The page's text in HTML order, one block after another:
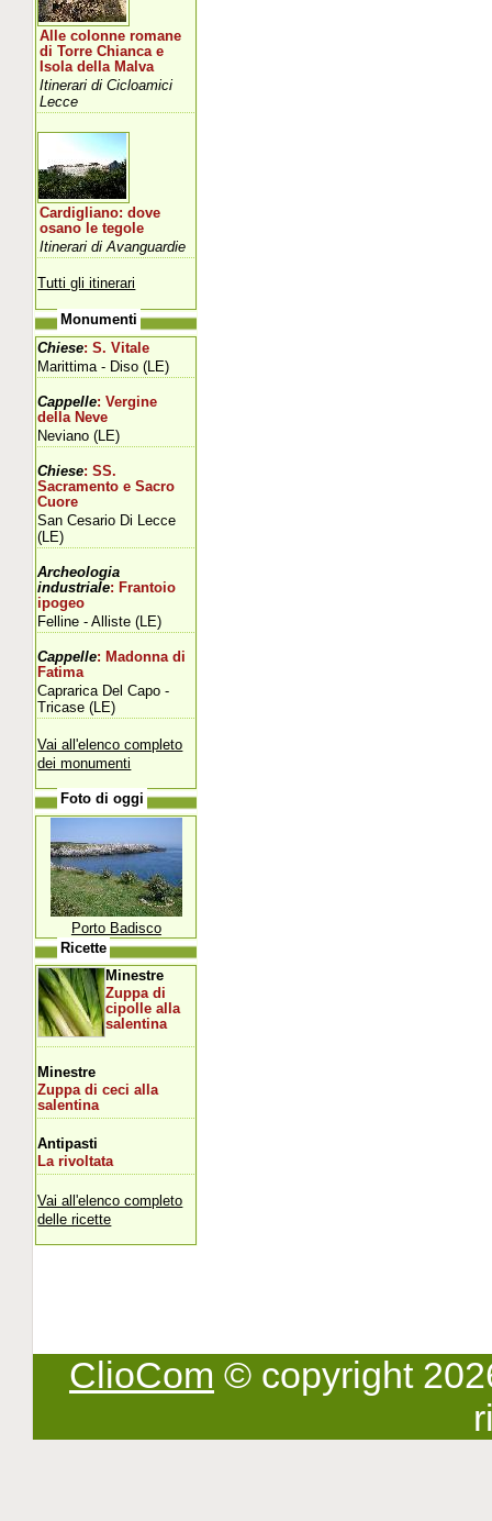
Alle colonne romane
di Torre Chianca e
Isola della Malva
Itinerari di Cicloamici
Lecce
Cardigliano: dove
osano le tegole
Itinerari di Avanguardie
Tutti gli itinerari
Monumenti
Chiese: S. Vitale
Marittima - Diso (LE)
Cappelle: Vergine
della Neve
Neviano (LE)
Chiese: SS.
Sacramento e Sacro
Cuore
San Cesario Di Lecce
(LE)
Archeologia
industriale: Frantoio
ipogeo
Felline - Alliste (LE)
Cappelle: Madonna di
Fatima
Caprarica Del Capo -
Tricase (LE)
Vai all'elenco completo
dei monumenti
Foto di oggi
Porto Badisco
Ricette
Minestre
Zuppa di
cipolle alla
salentina
Minestre
Zuppa di ceci alla
salentina
Antipasti
La rivoltata
Vai all'elenco completo
delle ricette
ClioCom © copyright